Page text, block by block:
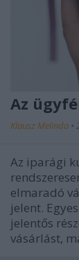
Az
Klausz Melinda •
Az iparági
elmaradó
jelent.
jelentős
vásárlást,